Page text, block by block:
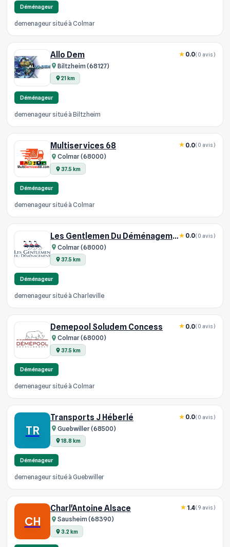
Déménageur
demenageur situé à Colmar
Allo Dem
Biltzheim (68127)
21 km
0.0(0 avis)
Déménageur
demenageur situé à Biltzheim
Multiservices 68
Colmar (68000)
37.5 km
0.0(0 avis)
Déménageur
demenageur situé à Colmar
Les Gentlemen Du Déménagement
Colmar (68000)
37.5 km
0.0(0 avis)
Déménageur
demenageur situé à Charleville
Demepool Soludem Concess
Colmar (68000)
37.5 km
0.0(0 avis)
Déménageur
demenageur situé à Colmar
TR
Transports J Héberlé
Guebwiller (68500)
18.8 km
0.0(0 avis)
Déménageur
demenageur situé à Guebwiller
CH
Charl'Antoine Alsace
Sausheim (68390)
3.2 km
1.4(9 avis)